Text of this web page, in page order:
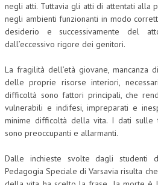
negli atti. Tuttavia gli atti di attentati alla
negli ambienti funzionanti in modo
desiderio e successivamente del
dall’eccessivo rigore dei genitori.
La fragilità dell’età giovane, mancanza
delle proprie risorse interiori,
difficoltà sono fattori principali, che
vulnerabili e indifesi, impreparati e
minime difficoltà della vita. I dati sulle
sono preoccupanti e allarmanti.
Dalle inchieste svolte dagli studenti
Pedagogia Speciale di Varsavia risulta